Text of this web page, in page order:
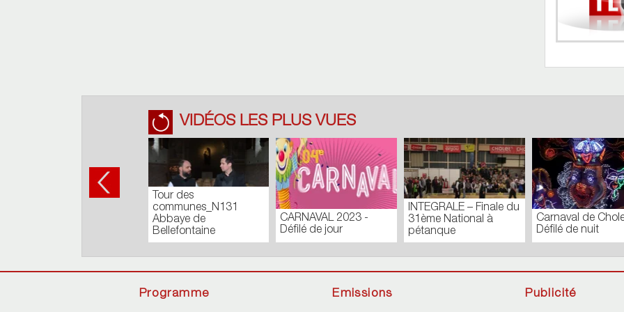
VIDÉOS LES PLUS VUES
Carnaval de Cholet -
CARNAVAL 2018
Journal du Lundi 27
Août 2018
TOUR DES
COMMUNES_N171
Batistyl
FÉVRIER
Programme Emissions Publicité